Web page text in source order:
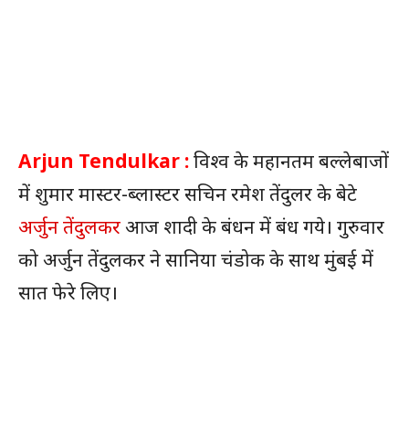
Arjun Tendulkar :विश्व के महानतम बल्लेबाजों
में शुमार मास्टर-ब्लास्टर सचिन रमेश तेंदुलर के बेटे
अर्जुन तेंदुलकर आज शादी के बंधन में बंध गये। गुरुवार
को अर्जुन तेंदुलकर ने सानिया चंडोक के साथ मुंबई में
सात फेरे लिए।